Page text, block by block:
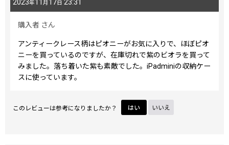
2023年11 月 17日 23:31
購入者 さん
アンティークレース柄はピオニーがお気に入りで、ほぼピオ
ニーを買っているのですが、在庫切れで紫のビオラを買って
みました。落ち着いた紫も素敵でした。iPadminiの収納ケー
スに使っています。
このレビューは参考になりましたか？ はい いいえ